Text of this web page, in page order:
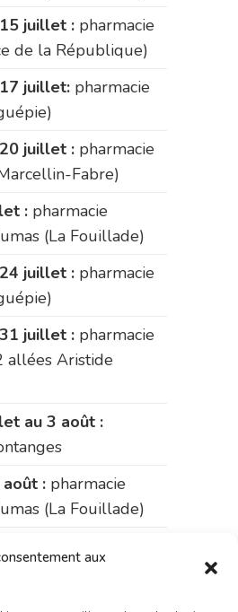
aux
juillet : pharmacie
de la République)
juillet: pharmacie
juillet : pharmacie
Fabre)
: pharmacie
(La Fouillade)
juillet : pharmacie
juillet : pharmacie
allées Aristide
au 3 août :
: pharmacie
(La Fouillade)
août :
Saint-Jacques)
août :
pharmacie